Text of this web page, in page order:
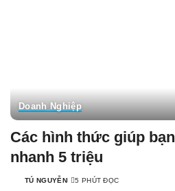
Doanh Nghiệp
Các hình thức giúp
nhanh 5 triệu
TÚ NGUYỄN 5 PHÚT ĐỌC